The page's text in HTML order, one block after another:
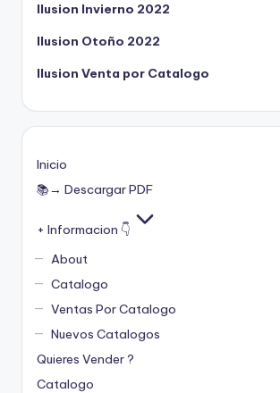
Ilusion Invierno 2022
Ilusion Otoño 2022
Ilusion Venta por Catalogo
Inicio
📚→ Descargar PDF
+ Informacion 👇
About
Catalogo
Ventas Por Catalogo
Nuevos Catalogos
Quieres Vender ?
Catalogo